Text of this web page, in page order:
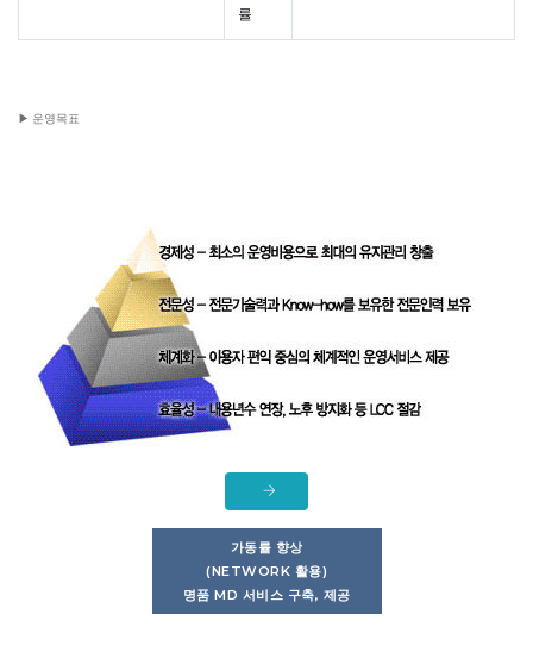
률
▶ 운영목표
가동률 향상
(NETWORK 활용)
명품 MD 서비스 구축, 제공